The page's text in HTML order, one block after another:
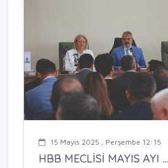
15 Mayıs 2025 , Perşembe 12:15
HBB MECLİSİ MAYIS AYI ...